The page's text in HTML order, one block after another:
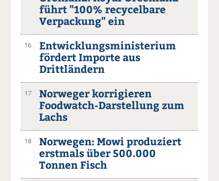
führt "100% recycelbare
Verpackung" ein
16
Entwicklungsministerium
fördert Importe aus
Drittländern
17
Norweger korrigieren
Foodwatch-Darstellung zum
Lachs
18
Norwegen: Mowi produziert
erstmals über 500.000
Tonnen Fisch